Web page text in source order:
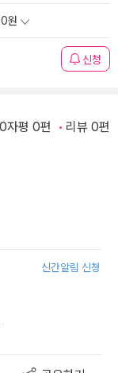
원
신청
자평 0편 리뷰 0편
신간알림 신청